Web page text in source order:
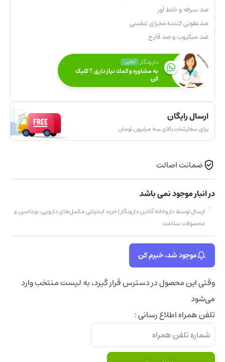
ضد سرفه و خلط آور
ضدعفونی کننده مجرای تنفسی
ضد میکروب و ضد قارچ
دارونگار آنلاین
به مشاوره و كمك نياز داری ؟ کلیک
کن
ارسال رایگان
برای سفارشات بالای سه میلیون تومان
ضمانت اصالت
در انبار موجود نمی باشد
ارسال توسط داروخانه آنلاین دارونگار | خرید اینترنتی مکمل‌های دارویی، ویتامین و
محصولات سلامت
موجود شد، خبرم کن
وقتی این محصول در دسترس قرار گیرد، به لیست منتخب وارد
می‌شود
تلفن همراه اطلاع رسانی :